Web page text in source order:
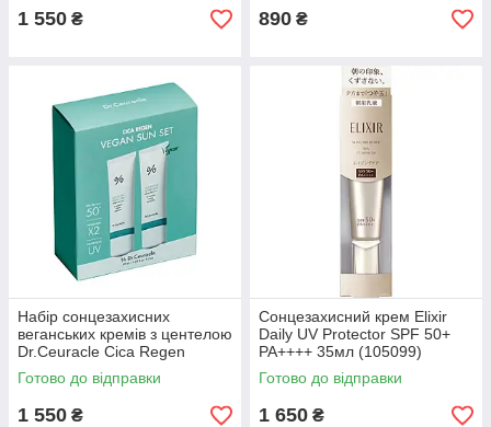
1 550 ₴ 890 ₴
Набір сонцезахисних
веганських кремів з центелою
Dr.Ceuracle Cica Regen
Vegun Sun Set (615720)
Готово до відправки
1 550 ₴
Сонцезахисний крем Elixir
Daily UV Protector SPF 50+
PA++++ 35мл (105099)
Готово до відправки
1 650 ₴